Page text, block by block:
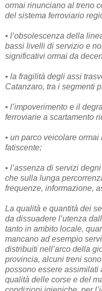
ormai rinunciano al treno
del sistema ferroviario
• l’obsolescenza della
bassi livelli di servizio e
significativi ormai da
• la fragilità degli assi
Catanzaro, tra i segmenti
• l’impoverimento e il
ferroviarie a scartamento
• un parco veicolare
fatiscente;
• l’assenza di servizi
che sulla lunga
frequenze, informazione,
La qualità e quantità dei
da dissuadere l’utenza
tanto in ambito locale,
mancano ad esempio
distribuiti nell’arco della
provincia, alcuni treni
possono essere assimilati
qualità delle corse e del